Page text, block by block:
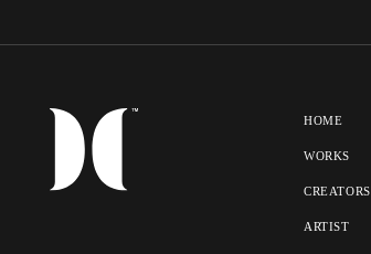
HOME
WORKS
CREATORS
ARTIST